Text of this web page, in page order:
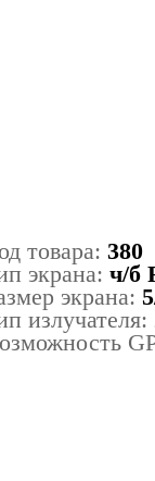
товара: 380
экрана: ч/б
экрана:
излучателя: